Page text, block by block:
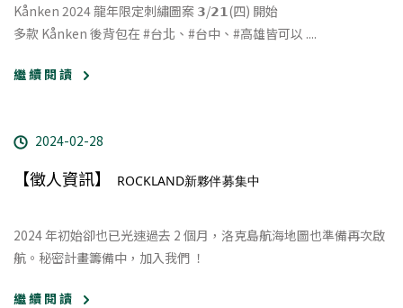
Kånken 2024 龍年限定刺繡圖案 𝟯/𝟮𝟭(四) 開始
多款 Kånken 後背包在 #台北、#台中、#高雄皆可以 ....
繼 續 閱 讀
2024-02-28
【徵人資訊】 ROCKLAND新夥伴募集中
2024 年初始卻也已光速過去 2 個月，洛克島航海地圖也準備再次啟
航。秘密計畫籌備中，加入我們 ！
繼 續 閱 讀